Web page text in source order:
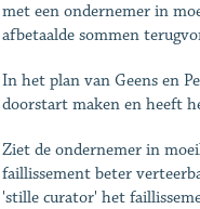
met een ondernemer in
afbetaalde sommen
In het plan van Geens en
doorstart maken en heeft
Ziet de ondernemer in
faillissement beter
'stille curator' het